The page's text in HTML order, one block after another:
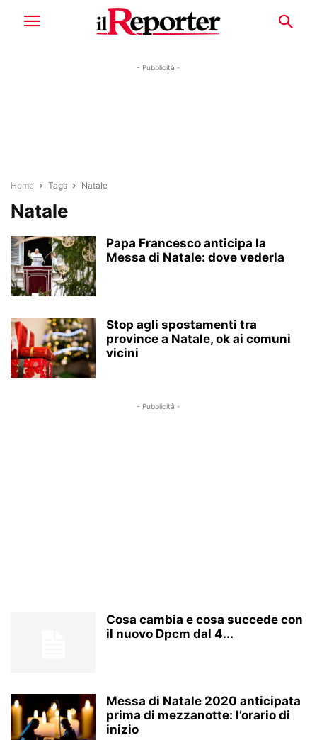
- Pubblicità -
Home Tags Natale
Natale
Papa Francesco anticipa la
Messa di Natale: dove vederla
Stop agli spostamenti tra
province a Natale, ok ai comuni
vicini
- Pubblicità -
Cosa cambia e cosa succede con
il nuovo Dpcm dal 4...
Messa di Natale 2020 anticipata
prima di mezzanotte: l’orario di
inizio